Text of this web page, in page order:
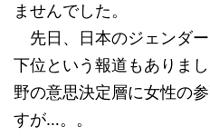
ませんでした。
先日、日本のジェンダ
下位という報道もありま
野の意思決定層に女性の
すが…。。